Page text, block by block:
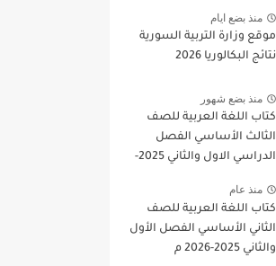
منذ بضع ايام
موقع وزارة التربية السورية
نتائج البكالوريا 2026
منذ بضع شهور
كتاب اللغة العربية للصف
الثالث الأساسي الفصل
الدراسي الاول والثاني 2025-
منذ عام
كتاب اللغة العربية للصف
الثاني الأساسي الفصل الأول
والثاني 2025-2026 م